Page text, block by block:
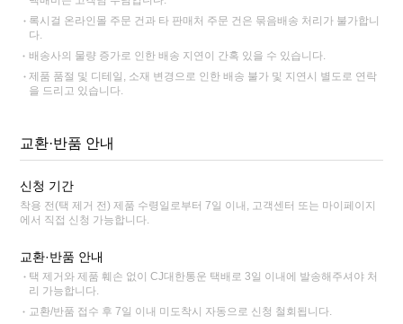
록시걸 온라인몰 주문 건과 타 판매처 주문 건은 묶음배송 처리가 불가합니
다.
배송사의 물량 증가로 인한 배송 지연이 간혹 있을 수 있습니다.
제품 품절 및 디테일, 소재 변경으로 인한 배송 불가 및 지연시 별도로 연락
을 드리고 있습니다.
교환·반품 안내
신청 기간
착용 전(택 제거 전) 제품 수령일로부터 7일 이내, 고객센터 또는 마이페이지
에서 직접 신청 가능합니다.
교환·반품 안내
택 제거와 제품 훼손 없이 CJ대한통운 택배로 3일 이내에 발송해주셔야 처
리 가능합니다.
교환/반품 접수 후 7일 이내 미도착시 자동으로 신청 철회됩니다.